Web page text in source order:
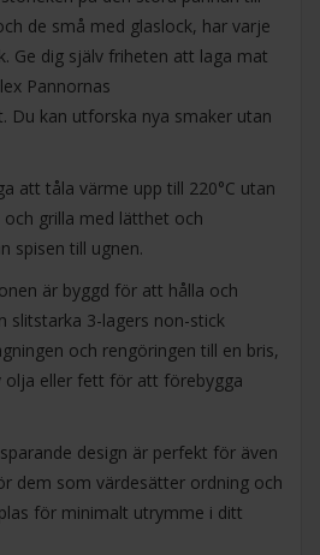
de små med glaslock, har varje
Ge dig själv friheten att laga mat
Pannornas
Du kan utforska nya smaker utan
att tåla värme upp till 220°C utan
grilla med lätthet och
spisen till ugnen.
är byggd för att hålla och
slitstarka 3-lagers non-stick
och rengöringen till en bris,
olja eller fett för att förebygga
design är perfekt för även
dem som värdesätter ordning och
för minimalt utrymme i ditt